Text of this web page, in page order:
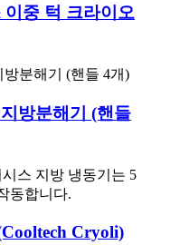
이중 턱 크라이오
방분해기 (핸들
Cryoli)